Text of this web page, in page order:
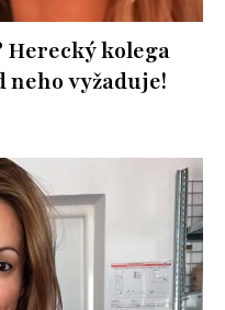
Herecký kolega
vyžaduje!